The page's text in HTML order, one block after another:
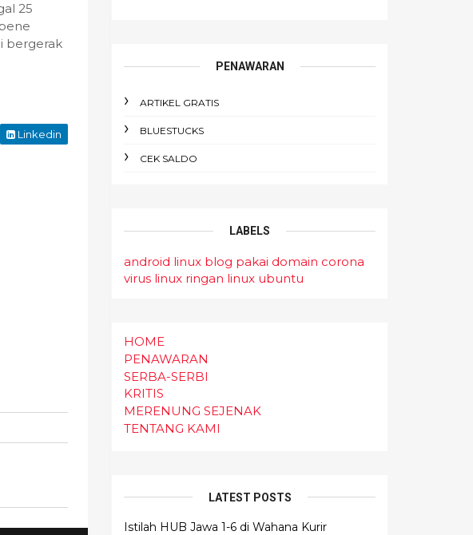
25
bergerak
Linkedin
PENAWARAN
ARTIKEL GRATIS
BLUESTUCKS
CEK SALDO
LABELS
android linux blog pakai domain corona
virus linux ringan linux ubuntu
HOME
PENAWARAN
SERBA-SERBI
KRITIS
MERENUNG SEJENAK
TENTANG KAMI
LATEST POSTS
Istilah HUB Jawa 1-6 di Wahana Kurir